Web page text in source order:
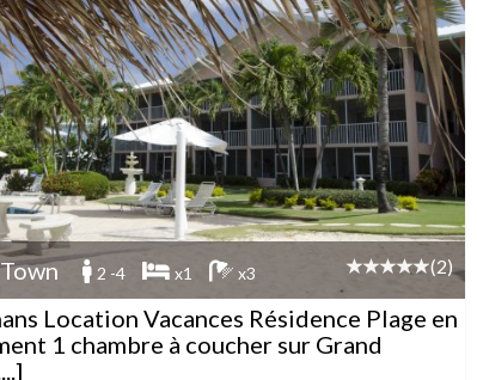
2 -4 x1 x3 (2)
Location Vacances Résidence Plage en
1 chambre à coucher sur Grand